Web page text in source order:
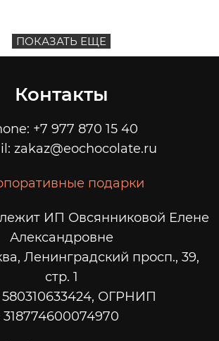
ПОКАЗАТЬ ЕЩЕ
Контакты
+7 977 870 15 40
zakaz@eochocolate.ru
подарки
ИП Овсянниковой Елене
Александровне
Ленинградский просп., 39,
стр. 1
ОГРНИП
318774600074970